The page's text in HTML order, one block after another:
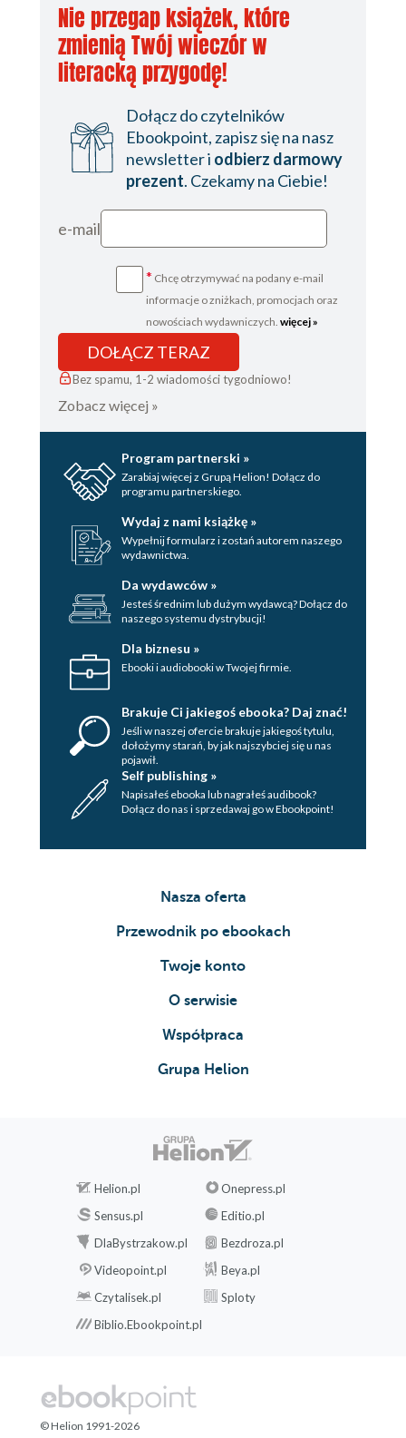
Nie przegap książek, które
zmienią Twój wieczór w
literacką przygodę!
Dołącz do czytelników
Ebookpoint, zapisz się na nasz
newsletter i odbierz darmowy
prezent. Czekamy na Ciebie!
e-mail
* Chcę otrzymywać na podany e-mail
informacje o zniżkach, promocjach oraz
nowościach wydawniczych. więcej »
DOŁĄCZ TERAZ
Bez spamu, 1-2 wiadomości tygodniowo!
Zobacz więcej »
Program partnerski »
Zarabiaj więcej z Grupą Helion! Dołącz do
programu partnerskiego.
Wydaj z nami książkę »
Wypełnij formularz i zostań autorem naszego
wydawnictwa.
Da wydawców »
Jesteś średnim lub dużym wydawcą? Dołącz do
naszego systemu dystrybucji!
Dla biznesu »
Ebooki i audiobooki w Twojej firmie.
Brakuje Ci jakiegoś ebooka? Daj znać!
Jeśli w naszej ofercie brakuje jakiegoś tytulu,
dołożymy starań, by jak najszybciej się u nas
pojawił.
Self publishing »
Napisałeś ebooka lub nagrałeś audibook?
Dołącz do nas i sprzedawaj go w Ebookpoint!
Nasza oferta
Przewodnik po ebookach
Twoje konto
O serwisie
Współpraca
Grupa Helion
Helion.pl
Onepress.pl
Sensus.pl
Editio.pl
DlaBystrzakow.pl
Bezdroza.pl
Videopoint.pl
Beya.pl
Czytalisek.pl
Sploty
Biblio.Ebookpoint.pl
© Helion 1991-2026